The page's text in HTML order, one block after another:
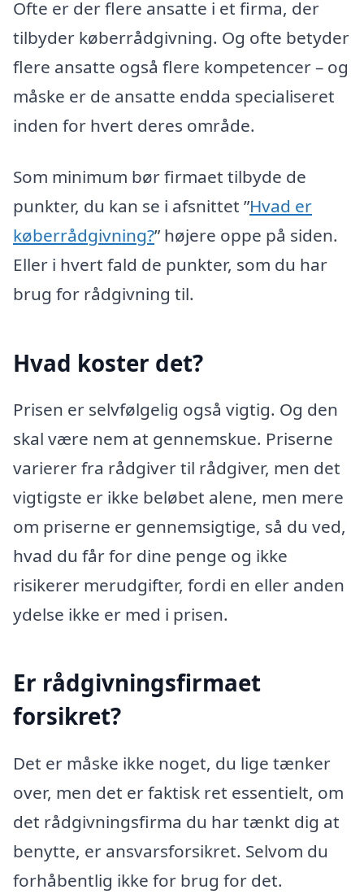
Ofte er der flere ansatte i et firma, der
tilbyder køberrådgivning. Og ofte betyder
flere ansatte også flere kompetencer – og
måske er de ansatte endda specialiseret
inden for hvert deres område.
Som minimum bør firmaet tilbyde de
punkter, du kan se i afsnittet ”Hvad er
køberrådgivning?” højere oppe på siden.
Eller i hvert fald de punkter, som du har
brug for rådgivning til.
Hvad koster det?
Prisen er selvfølgelig også vigtig. Og den
skal være nem at gennemskue. Priserne
varierer fra rådgiver til rådgiver, men det
vigtigste er ikke beløbet alene, men mere
om priserne er gennemsigtige, så du ved,
hvad du får for dine penge og ikke
risikerer merudgifter, fordi en eller anden
ydelse ikke er med i prisen.
Er rådgivningsfirmaet
forsikret?
Det er måske ikke noget, du lige tænker
over, men det er faktisk ret essentielt, om
det rådgivningsfirma du har tænkt dig at
benytte, er ansvarsforsikret. Selvom du
forhåbentlig ikke for brug for det.